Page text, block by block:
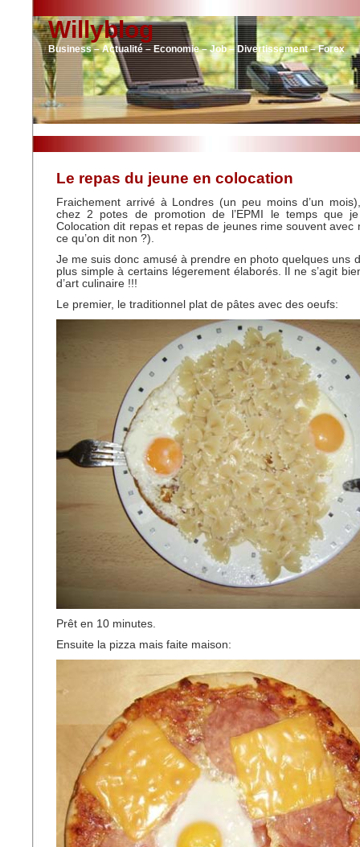
Willyblog
Business – Actualité – Economie – Job – Divertissement – Forex
Le repas du jeune en colocation
Fraichement arrivé à Londres (un peu moins d’un
chez 2 potes de promotion de l’EPMI le temps que
Colocation dit repas et repas de jeunes rime souvent avec
ce qu’on dit non ?).
Je me suis donc amusé à prendre en photo quelques uns
plus simple à certains légerement élaborés. Il ne s’agit
d’art culinaire !!!
Le premier, le traditionnel plat de pâtes avec des oeufs:
Prêt en 10 minutes.
Ensuite la pizza mais faite maison: